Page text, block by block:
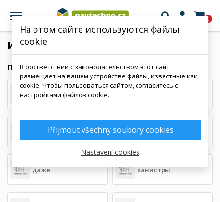
 0
ИНТЕРНЕТ-МАГАЗИН
ПОДКАТЕГОРИИ
шланг
IBC-цистерны самонесущие танки
даже канистры
На этом сайте используются файлы
cookie
В соответствии с законодательством этот сайт
размещает на вашем устройстве файлы, известные как
cookie. Чтобы пользоваться сайтом, согласитесь с
настройками файлов cookie.
Přijmout všechny soubory cookies
Nastavení cookies